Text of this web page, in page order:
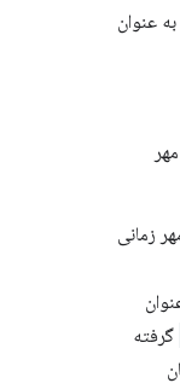
عنوان
زمانی
گرفته